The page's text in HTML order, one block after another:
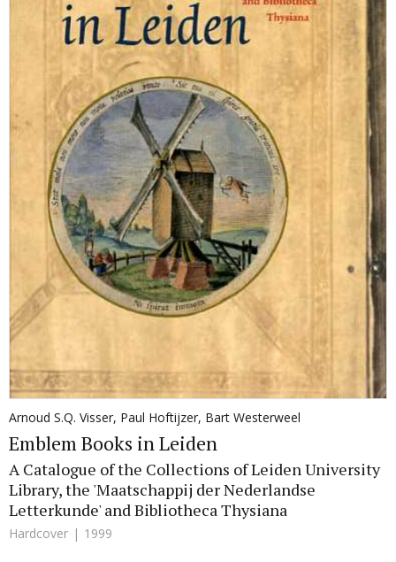
Arnoud S.Q. Visser, Paul Hoftijzer, Bart Westerweel
Emblem Books in Leiden
A Catalogue of the Collections of Leiden University
Library, the 'Maatschappij der Nederlandse
Letterkunde' and Bibliotheca Thysiana
Hardcover 1999